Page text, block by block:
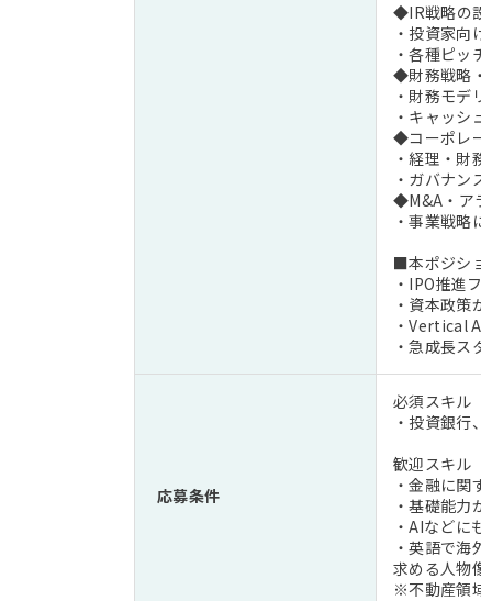
◆IR戦略の
・投資家向
・各種ピッ
◆財務戦略
・財務モデ
・キャッシ
◆コーポレ
・経理・財
・ガバナン
◆M&A・ア
・事業戦
■本ポジシ
・IPO推進
・資本政
・Vertical
・急成長
応募条件
必須スキル
・投資銀
歓迎スキル
・金融に関
・基礎能力
・AIなどに
・英語で
求める人物
※不動産領